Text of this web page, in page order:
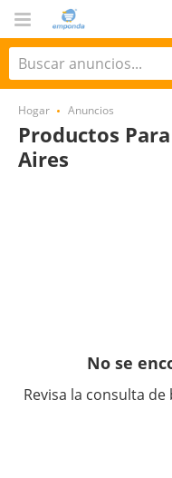
Hogar Anuncios
Productos
Aires
No se
Revisa la consulta